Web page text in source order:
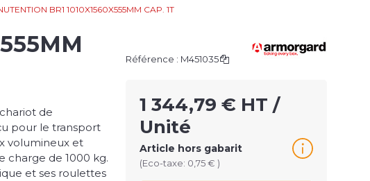
BR1 1010X1560X555MM CAP. 1T
de
pour le transport
volumineux et
charge de 1000 kg.
et ses roulettes
Référence : M451035
1 344,79 € HT /
Unité
Article hors gabarit
(Eco-taxe: 0,75 € )